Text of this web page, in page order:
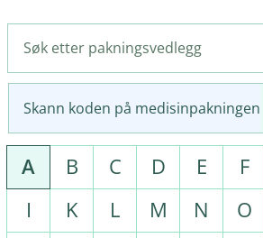
Skann koden på medisinpakningen
A B C D E F
I
K L M N O